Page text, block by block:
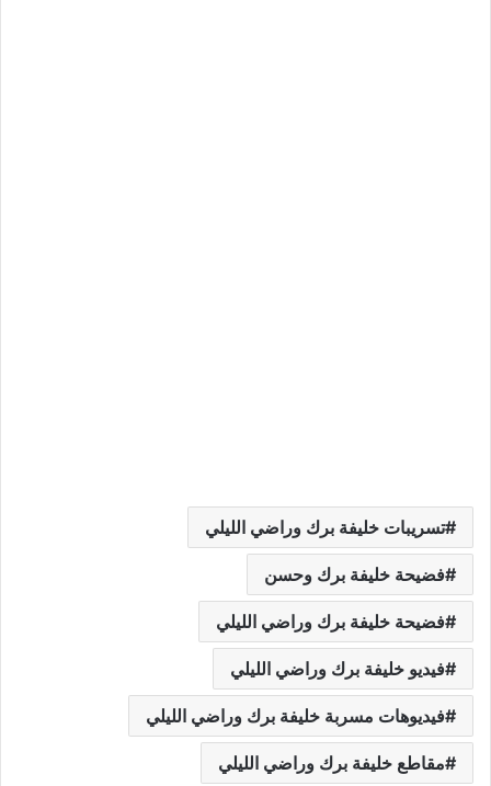
تسريبات خليفة برك وراضي الليلي
فضيحة خليفة برك وحسن
فضيحة خليفة برك وراضي الليلي
فيديو خليفة برك وراضي الليلي
فيديوهات مسربة خليفة برك وراضي الليلي
مقاطع خليفة برك وراضي الليلي